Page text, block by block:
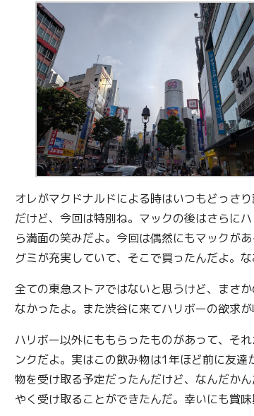
オレがマクドナルドによる時はいつもどっさ
だけど、今回は特別ね。マックの後はさらに
ら満面の笑みだよ。今回は偶然にもマックが
グミが充実していて、そこで買ったんだよ。
全ての東急ストアではないと思うけど、まさ
なかったよ。また渋谷に来てハリボーの欲求
ハリボー以外にももらったものがあって、そ
ンクだよ。実はこの飲み物は1年ほど前に友
物を受け取る予定だったんだけど、なんだか
やく受け取ることができたんだ。幸いにも賞